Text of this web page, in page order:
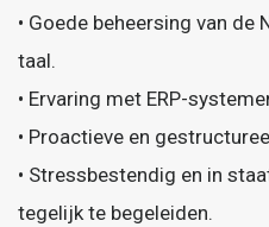
• Goede beheersing van de
taal.
• Ervaring met ERP-
• Proactieve en
• Stressbestendig en in
tegelijk te begeleiden.